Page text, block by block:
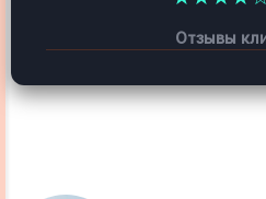
Отзывы